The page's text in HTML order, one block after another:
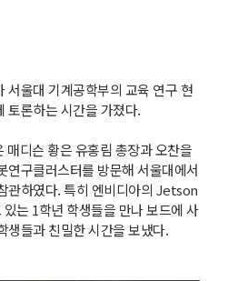
서울대 기계공학부의 교육 연구 현
토론하는 시간을 가졌다.
매디슨 황은 유홍림 총장과 오찬을
연구클러스터를 방문해 서울대에서
관하였다. 특히 엔비디아의 Jetson
는 1학년 학생들을 만나 보드에 사
생들과 친밀한 시간을 보냈다.